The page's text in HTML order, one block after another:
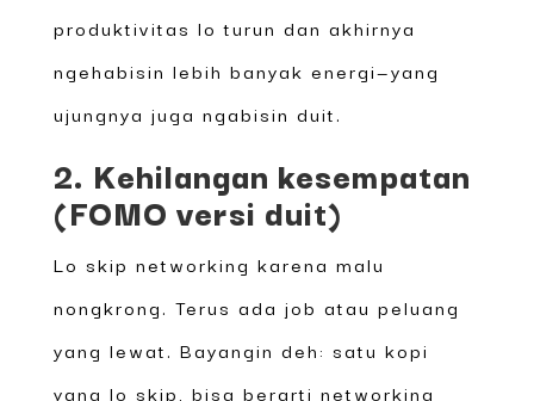
produktivitas lo turun dan akhirnya
ngehabisin lebih banyak energi—yang
ujungnya juga ngabisin duit.
2. Kehilangan kesempatan
(FOMO versi duit)
Lo skip networking karena malu
nongkrong. Terus ada job atau peluang
yang lewat. Bayangin deh: satu kopi
yang lo skip, bisa berarti networking